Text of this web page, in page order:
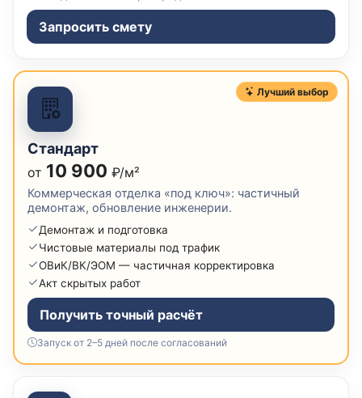
Запросить смету
Лучший выбор
Стандарт
от 10 900 ₽/м²
Коммерческая отделка «под ключ»: частичный
демонтаж, обновление инженерии.
Демонтаж и подготовка
Чистовые материалы под трафик
ОВиК/ВК/ЭОМ — частичная корректировка
Акт скрытых работ
Получить точный расчёт
Запуск от 2–5 дней после согласований